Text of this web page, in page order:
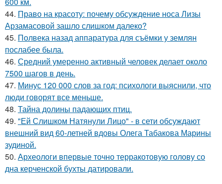
44. Право на красоту: почему обсуждение носа Лизы
Арзамасовой зашло слишком далеко?
45. Полвека назад аппаратура для съёмки у землян
послабее была.
46. Средний умеренно активный человек делает около
7500 шагов в день.
47. Минус 120 000 слов за год: психологи выяснили, что
люди говорят все меньше.
48. Тайна долины падающих птиц.
49. "Ей Слишком Натянули Лицо" - в сети обсуждают
внешний вид 60-летней вдовы Олега Табакова Марины
зудиной.
50. Археологи впервые точно терракотовую голову со
дна керченской бухты датировали.